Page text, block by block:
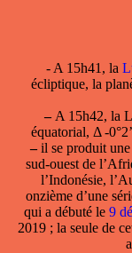
- A 15h41, la
écliptique, la
–A 15h42, la
équatorial, Δ -
–il se produit une
sud-ouest de
l’Indonésie,
onzième d’une
qui a débuté le 9
2019 ; la seule de